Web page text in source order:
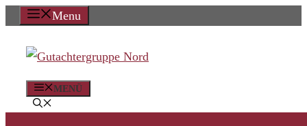
Zum
springen
Menu
MENÜ